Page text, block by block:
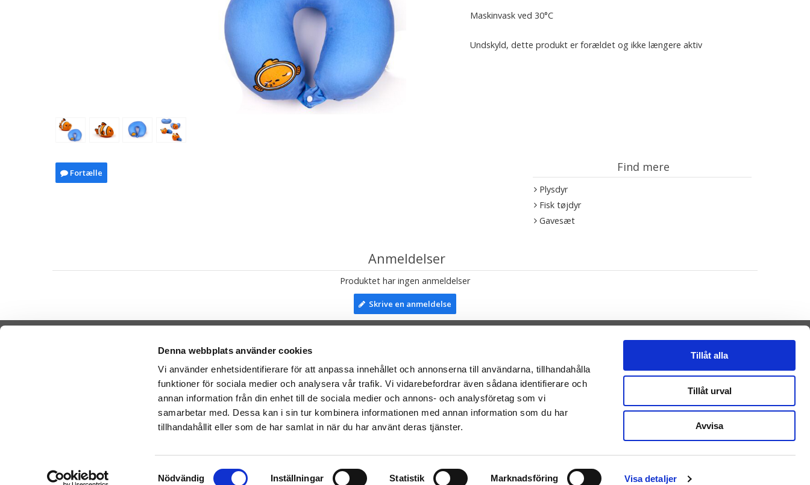
Denna webbplats använder cookies
Vi använder enhetsidentifierare för att anpassa innehållet och annonserna till användarna, tillhandahålla
funktioner för sociala medier och analysera vår trafik. Vi vidarebefordrar även sådana identifierare och
annan information från din enhet till de sociala medier och annons- och analysföretag som vi
samarbetar med. Dessa kan i sin tur kombinera informationen med annan information som du har
tillhandahållit eller som de har samlat in när du har använt deras tjänster.
Samtyckesval
Nödvändig Inställningar Statistik Marknadsföring Visa detaljer
Tillåt alla
Tillåt urval
Avvisa
Maskinvask ved 30°C
Undskyld, dette produkt er forældet og ikke længere aktiv
Fortælle Find mere
Plysdyr
Fisk tøjdyr
Gavesæt
Anmeldelser
Produktet har ingen anmeldelser
Skrive en anmeldelse
Sende Bamser til:
-Nalleriet.se
-GetaTeddy.fi
- GetaTeddy.dk
Facebook
Instagram
Presenteriet AB
33330 Smålandsstenar
E-mail: kontakt@getateddy.dk